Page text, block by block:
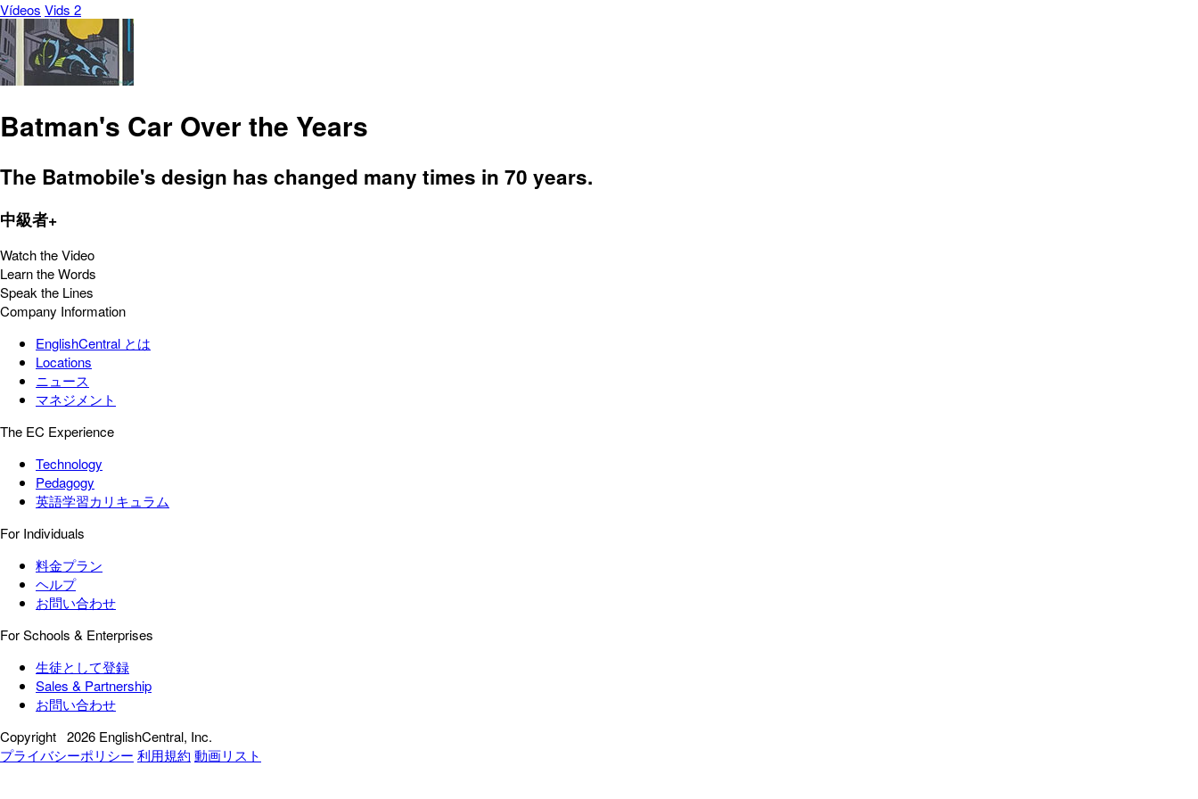
Vídeos Vids 2
Batman's Car Over the Years
The Batmobile's design has changed many times in 70 years.
中級者+
Watch the Video
Learn the Words
Speak the Lines
Company Information
EnglishCentral とは
Locations
ニュース
マネジメント
The EC Experience
Technology
Pedagogy
英語学習カリキュラム
For Individuals
料金プラン
ヘルプ
お問い合わせ
For Schools & Enterprises
生徒として登録
Sales & Partnership
お問い合わせ
Copyright 2026 EnglishCentral, Inc.
プライバシーポリシー 利用規約 動画リスト